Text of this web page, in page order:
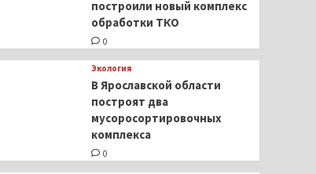
построили новый комплекс
обработки ТКО
0
Экология
В Ярославской области
построят два
мусоросортировочных
комплекса
0